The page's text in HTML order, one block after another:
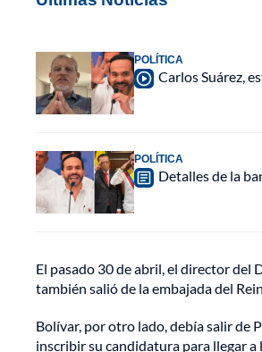
POLÍTICA
Carlos Suárez,
POLÍTICA
Detalles de la
El pasado 30 de abril, el director del
también salió de la embajada del
Bolívar, por otro lado, debía salir de
inscribir su candidatura para llegar a